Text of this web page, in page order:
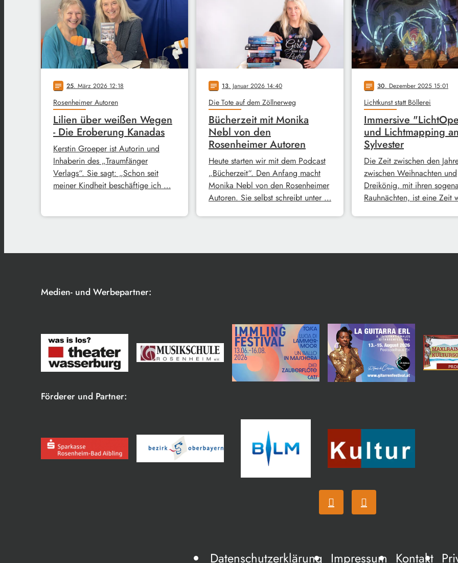
notes 25. März 2026 12:18
Rosenheimer Autoren
Lilien über weißen Wegen
- Die Eroberung Kanadas
Kerstin Groeper ist Autorin und
Inhaberin des „Traumfänger
Verlags“. Sie sagt: „Schon seit
meiner Kindheit beschäftige ich …
notes 13. Januar 2026 14:40
Die Tote auf dem Zöllnerweg
Bücherzeit mit Monika
Nebl von den
Rosenheimer Autoren
Heute starten wir mit dem Podcast
„Bücherzeit“. Den Anfang macht
Monika Nebl von den Rosenheimer
Autoren. Sie selbst schreibt unter …
notes 30. Dezember 2025 15:01
Lichtkunst statt Böllerei
Immersive
und Lichtmapping
Sylvester
Die Zeit zwischen den
zwischen Weihnachten und
Dreikönig, mit ihren
Rauhnächten, ist eine Zeit
Medien- und Werbepartner:
Förderer und Partner:
Datenschutzerklärung Impressum Kontakt